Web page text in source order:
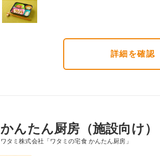
詳細 を確認
かんたん厨房（施設向け）
ワタミ株式会社「ワタミの宅食 かんたん厨房」